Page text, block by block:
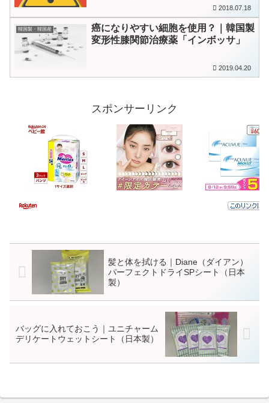
2018.07.18
韓国製・韓国産
癌になりやすい細胞を使用？｜韓国製
変形性膝関節治療薬「インボッサ」
2019.04.20
スポンサーリンク
髪と体を拭ける｜Diane（ダイアン）
パーフェクトドライSPシート（日本
製）
バッグに入れておこう｜ユニチャーム
デリケートウェットシート（日本製）